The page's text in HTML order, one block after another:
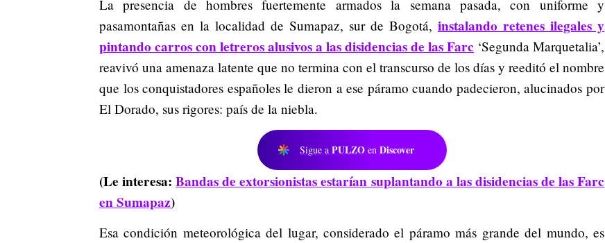
La presencia de hombres fuertemente armados la semana pasada, con uniforme y
pasamontañas en la localidad de Sumapaz, sur de Bogotá, instalando retenes ilegales y
pintando carros con letreros alusivos a las disidencias de las Farc ‘Segunda Marquetalia’,
reavivó una amenaza latente que no termina con el transcurso de los días y reeditó el nombre
que los conquistadores españoles le dieron a ese páramo cuando padecieron, alucinados por
El Dorado, sus rigores: país de la niebla.
Sigue a PULZO en Discover
(Le interesa:Bandas de extorsionistas estarían suplantando a las disidencias de las Farc
en Sumapaz)
Esa condición meteorológica del lugar, considerado el páramo más grande del mundo, es